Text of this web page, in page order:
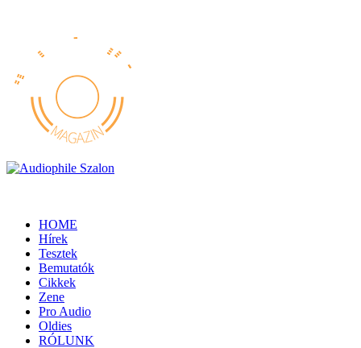
HOME
Hírek
Tesztek
Bemutatók
Cikkek
Zene
Pro Audio
Oldies
RÓLUNK